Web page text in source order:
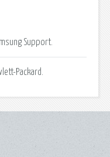
Support.
Packard.